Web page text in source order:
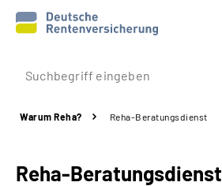
Prävention
Rente
Warum Reha? Reha-Beratungsdienst
Reha-Beratungsdienst